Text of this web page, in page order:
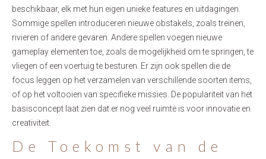
beschikbaar, elk met hun eigen unieke features en uitdagingen.
Sommige spellen introduceren nieuwe obstakels, zoals treinen,
rivieren of andere gevaren. Andere spellen voegen nieuwe
gameplay elementen toe, zoals de mogelijkheid om te springen, te
vliegen of een voertuig te besturen. Er zijn ook spellen die de
focus leggen op het verzamelen van verschillende soorten items,
of op het voltooien van specifieke missies. De populariteit van het
basisconcept laat zien dat er nog veel ruimte is voor innovatie en
creativiteit.
De Toekomst van de